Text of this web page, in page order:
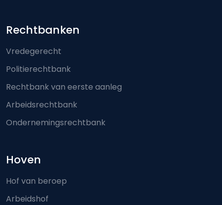
Footer-menu
Rechtbanken
Vredegerecht
Politierechtbank
Rechtbank van eerste aanleg
Arbeidsrechtbank
Ondernemingsrechtbank
Hoven
Hof van beroep
Arbeidshof